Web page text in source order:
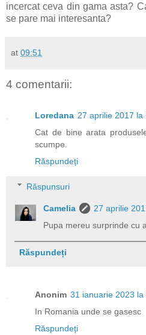
incercat ceva din gama asta?
se pare mai interesanta?
at 09:51
4 comentarii:
Loredana 27 aprilie 2017 la
Cat de bine arata
scumpe.
Răspundeți
Răspunsuri
Camelia
27 aprilie
Pupa mereu surprinde cu
Răspundeți
Anonim 31 ianuarie 2023 la
In Romania unde se gasesc
Răspundeți